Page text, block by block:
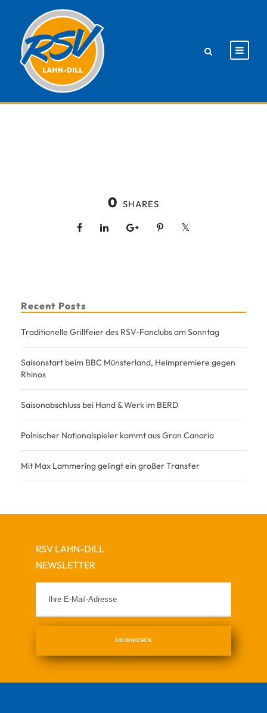
0 SHARES
Recent Posts
Traditionelle Grillfeier des RSV-Fanclubs am Sonntag
Saisonstart beim BBC Münsterland, Heimpremiere gegen
Rhinos
Saisonabschluss bei Hand & Werk im BERD
Polnischer Nationalspieler kommt aus Gran Canaria
Mit Max Lammering gelingt ein großer Transfer
RSV LAHN-DILL
NEWSLETTER